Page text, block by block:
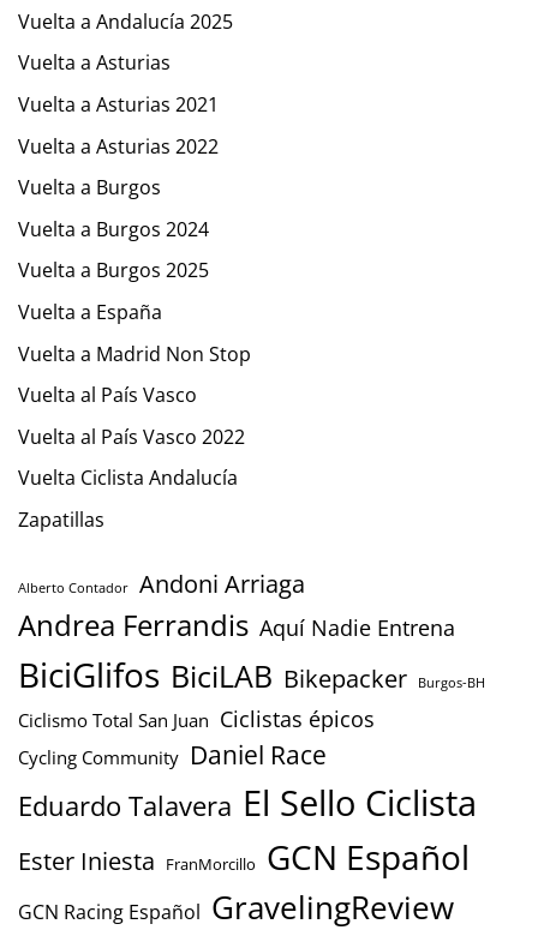
Vuelta a Andalucía 2025
Vuelta a Asturias
Vuelta a Asturias 2021
Vuelta a Asturias 2022
Vuelta a Burgos
Vuelta a Burgos 2024
Vuelta a Burgos 2025
Vuelta a España
Vuelta a Madrid Non Stop
Vuelta al País Vasco
Vuelta al País Vasco 2022
Vuelta Ciclista Andalucía
Zapatillas
Alberto Contador Andoni Arriaga
Andrea Ferrandis Aquí Nadie Entrena
BiciGlifos BiciLAB Bikepacker Burgos-BH
Ciclismo Total San Juan Ciclistas épicos
Cycling Community Daniel Race
Eduardo Talavera El Sello Ciclista
Ester Iniesta FranMorcillo GCN Español
GCN Racing Español GravelingReview